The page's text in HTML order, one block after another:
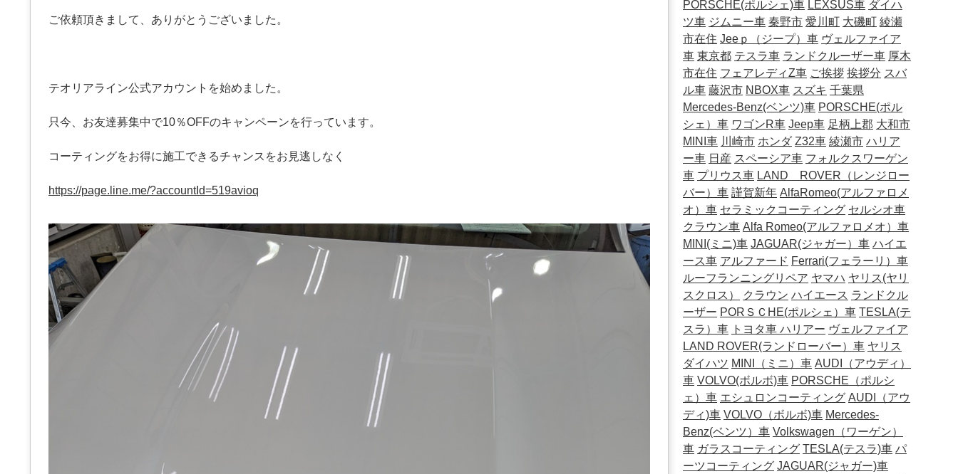
ご依頼頂きまして、ありがとうございました。
テオリアライン公式アカウントを始めました。
只今、お友達募集中で10％OFFのキャンペーンを行っています。
コーティングをお得に施工できるチャンスをお見逃しなく
https://page.line.me/?accountId=519avioq
PORSCHE(ポルシェ)車 LEXSUS車 ダイハ
ツ車 ジムニー車 秦野市 愛川町 大磯町 綾瀬
市在住 Jeeｐ（ジープ）車 ヴェルファイア
車 東京都 テスラ車 ランドクルーザー車 厚木
市在住 フェアレディZ車 ご挨拶 挨拶分 スバ
ル車 藤沢市 NBOX車 スズキ 千葉県
Mercedes-Benz(ベンツ)車 PORSCHE(ポル
シェ）車 ワゴンR車 Jeep車 足柄上郡 大和市
MINI車 川崎市 ホンダ Z32車 綾瀬市 ハリア
ー車 日産 スペーシア車 フォルクスワーゲン
車 プリウス車 LAND ROVER（レンジロー
バー）車 謹賀新年 AlfaRomeo(アルファロメ
オ）車 セラミックコーティング セルシオ車
クラウン車 Alfa Romeo(アルファロメオ）車
MINI(ミニ)車 JAGUAR(ジャガー）車 ハイエ
ース車 アルファード Ferrari(フェラーリ）車
ルーフランニングリペア ヤマハ ヤリス(ヤリ
スクロス）
クラウン ハイエース ランドクル
ーザー PORＳＣHE(ポルシェ）車 TESLA(テ
スラ）車 トヨタ車 ハリアー ヴェルファイア
LAND ROVER(ランドローバー）車 ヤリス
ダイハツ MINI（ミニ）車 AUDI（アウディ）
車 VOLVO(ボルボ)車 PORSCHE（ポルシ
ェ）車 エシュロンコーティング AUDI（アウ
ディ)車 VOLVO（ボルボ)車 Mercedes-
Benz(ベンツ）車 Volkswagen（ワーゲン）
車 ガラスコーティング TESLA(テスラ)車 パ
ーツコーティング JAGUAR(ジャガー)車